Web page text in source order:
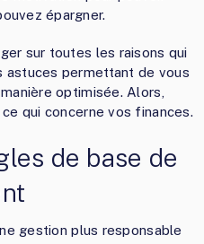
épargner.
sur toutes les raisons qui
astuces permettant de vous
optimisée. Alors,
qui concerne vos finances.
de base de
gestion plus responsable